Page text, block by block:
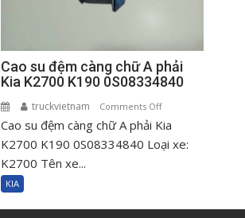
Cao su đệm càng chữ A phải
Kia K2700 K190 0S08334840
truckvietnam Comments Offon
Cao
su
A
Cao su đệm càng chữ A phải Kia
K2700 K190 0S08334840 Loại xe:
K2700 Tên xe...
KIA